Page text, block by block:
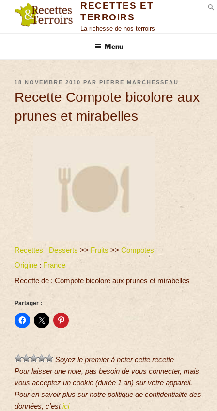
RECETTES ET
TERROIRS
La richesse de nos terroirs
Menu
18 NOVEMBRE 2010 PAR PIERRE MARCHESSEAU
Recette Compote bicolore aux
prunes et mirabelles
Recettes : Desserts >> Fruits >> Compotes
Origine : France
Recette de : Compote bicolore aux prunes et mirabelles
Partager :
Soyez le premier à noter cette recette
Pour laisser une note, pas besoin de vous connecter, mais
vous acceptez un cookie (durée 1 an) sur votre appareil.
Pour en savoir plus sur notre politique de confidentialité des
données, c'estici